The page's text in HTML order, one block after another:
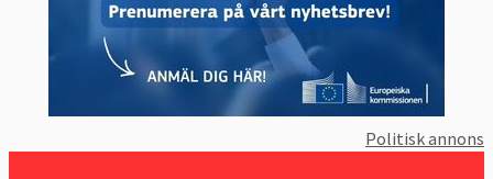
landet,
Att man har ett syskon i det landet,
landet,
Politisk annons